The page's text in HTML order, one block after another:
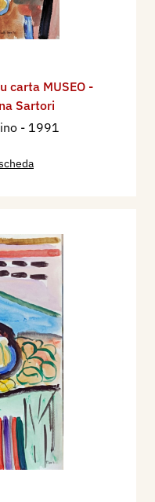
carta MUSEO -
Sartori
- 1991